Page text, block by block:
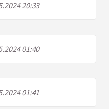
20:33
01:40
01:41